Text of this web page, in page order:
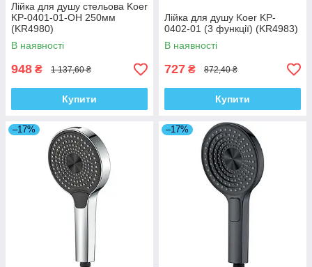
Лійка для душу стельова Koer
KP-0401-01-OH 250мм
(KR4980)
В наявності
948 ₴ 1 137,60 ₴
Купити
Лійка для душу Koer KP-
0402-01 (3 функції) (KR4983)
В наявності
727 ₴ 872,40 ₴
Купити
–17% –17%